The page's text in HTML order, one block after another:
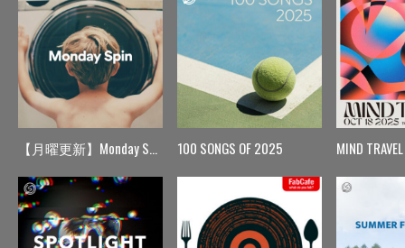
【月曜更新】Monday Spin 100 SONGS OF 2025 MIND TRAVEL